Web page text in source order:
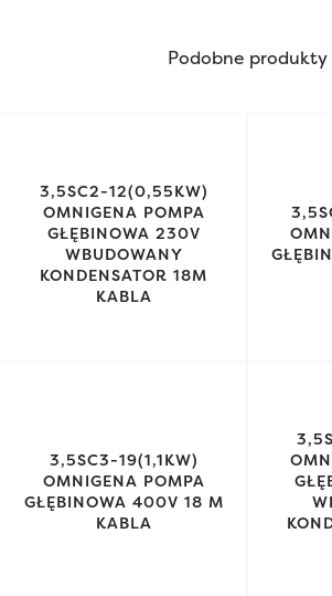
Podobne produkty
3,5SC2-12(0,55KW)
OMNIGENA POMPA
GŁĘBINOWA 230V
WBUDOWANY
KONDENSATOR 18M
KABLA
3,5SC3-19(1,1KW)
OMNIGENA POMPA
GŁĘBINOWA 400V 18 M
KABLA